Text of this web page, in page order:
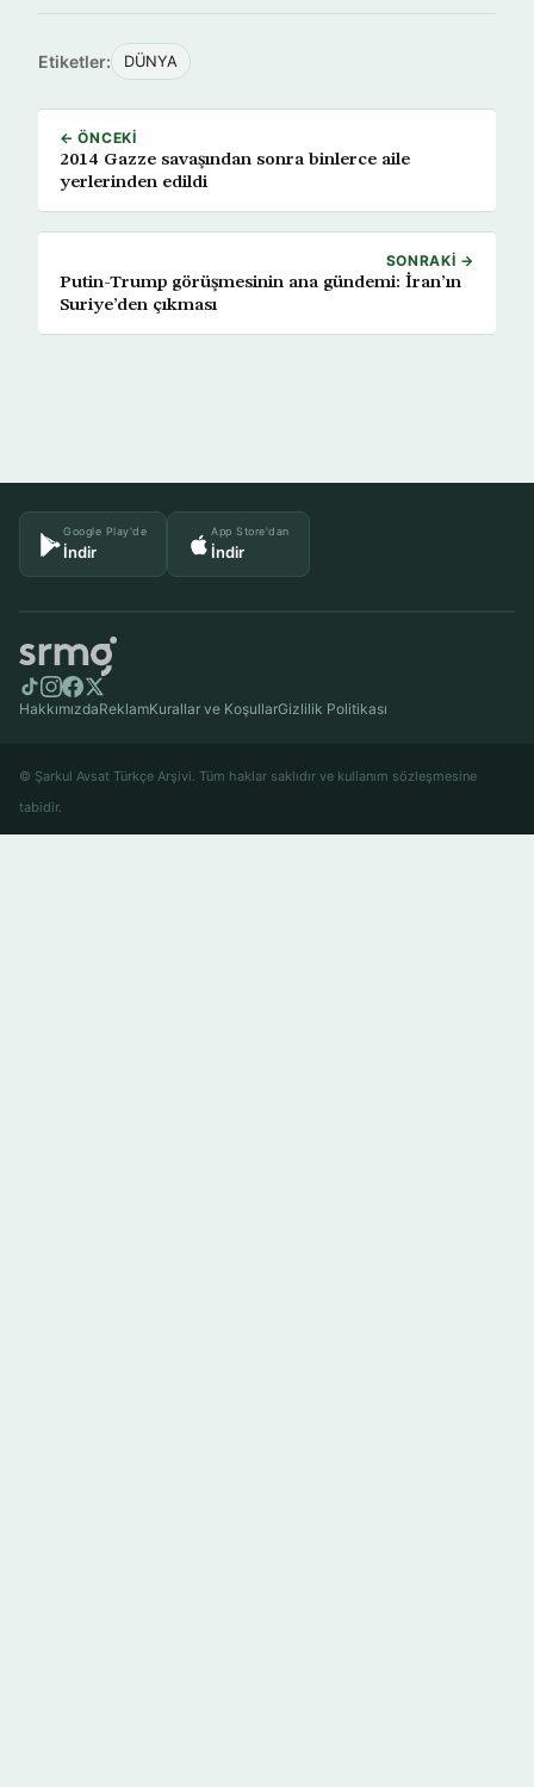
Etiketler: DÜNYA
← ÖNCEKI
2014 Gazze savaşından sonra binlerce aile
yerlerinden edildi
SONRAKI →
Putin-Trump görüşmesinin ana gündemi: İran’ın
Suriye’den çıkması
Google Play'de
İndir
App Store'dan
İndir
HakkımızdaReklamKurallar ve KoşullarGizlilik Politikası
© Şarkul Avsat Türkçe Arşivi. Tüm haklar saklıdır ve kullanım sözleşmesine
tabidir.